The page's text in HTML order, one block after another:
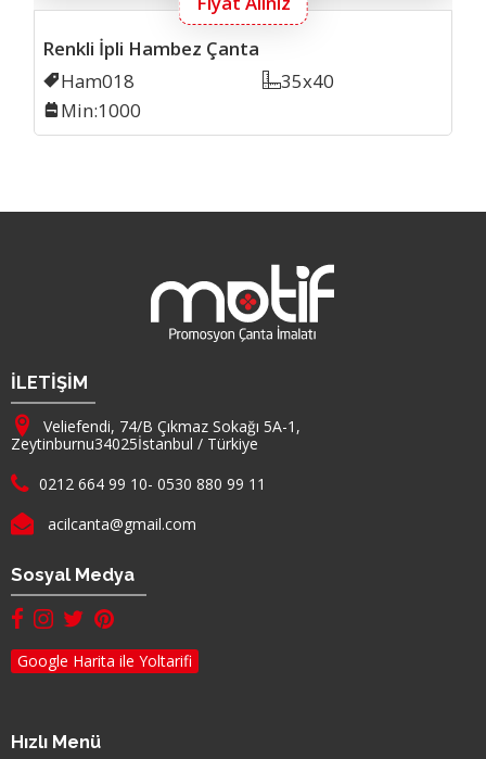
Renkli İpli Hambez Çanta
Kodu
Ham018 Ölçü
35x40
Min. İmalat
Min:1000
Firma Adı
İLETİŞİM
Adresimiz :
Veliefendi, 74/B Çıkmaz Sokağı 5A-1,
Zeytinburnu34025İstanbul / Türkiye
Telefon :
0212 664 99 10- 0530 880 99 11
E-mail :
acilcanta@gmail.com
Sosyal Medya
facebook hesabımız(yeni sayfada açılır)
instagram hesabımız(yeni sayfada açılır)
twitter hesabımız(yeni sayfada açılır)
pinterest hesabımız (yeni sayfada açılır)
Google Harita ile Yoltarifi
Hızlı Menü